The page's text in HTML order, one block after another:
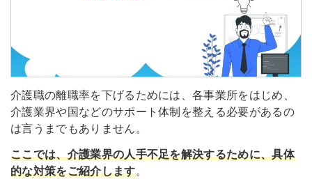
介護職の離職率を下げるためには、各事業所をはじめ、
介護業界や国などのサポート体制を整える必要があるの
は言うまでもありません。
ここでは、介護業界の人手不足を解決するために、具体
的な対策をご紹介します。